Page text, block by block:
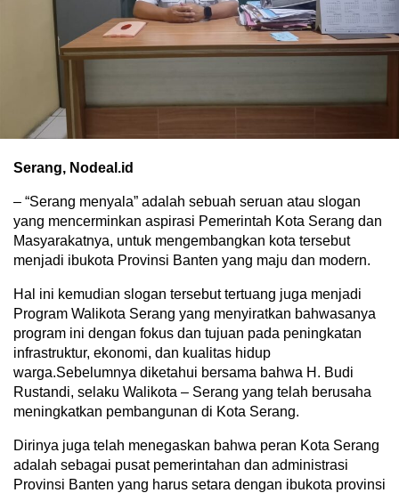
Serang, Nodeal.id
– “Serang menyala” adalah sebuah seruan atau slogan
yang mencerminkan aspirasi Pemerintah Kota Serang dan
Masyarakatnya, untuk mengembangkan kota tersebut
menjadi ibukota Provinsi Banten yang maju dan modern.
Hal ini kemudian slogan tersebut tertuang juga menjadi
Program Walikota Serang yang menyiratkan bahwasanya
program ini dengan fokus dan tujuan pada peningkatan
infrastruktur, ekonomi, dan kualitas hidup
warga.Sebelumnya diketahui bersama bahwa H. Budi
Rustandi, selaku Walikota – Serang yang telah berusaha
meningkatkan pembangunan di Kota Serang.
Dirinya juga telah menegaskan bahwa peran Kota Serang
adalah sebagai pusat pemerintahan dan administrasi
Provinsi Banten yang harus setara dengan ibukota provinsi